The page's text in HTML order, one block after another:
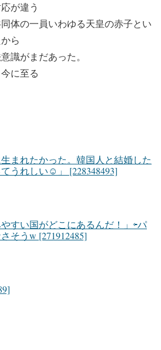
が違う
体の一員いわゆる天皇の赤子とい
ら
識がまだあった。
に至る
まれたかった。韓国人と結婚した
うれしい☺」 [228348493]
すい国がどこにあるんだ！」⇦パ
そうw [271912485]